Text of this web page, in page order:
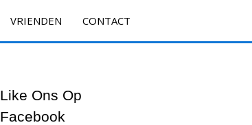
VRIENDEN CONTACT
Like Ons Op
Facebook